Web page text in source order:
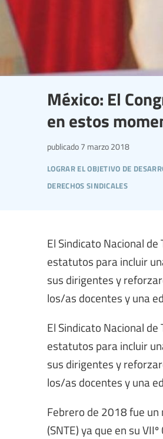
México: El
en estos
lograr el objetivo de
derechos sindicales
publicado 7 marzo 2018
El Sindicato Nacional
estatutos para incluir
sus dirigentes y
los/as docentes y una
El Sindicato Nacional
estatutos para incluir
sus dirigentes y
los/as docentes y una
Febrero de 2018 fue un
(SNTE) ya que en su